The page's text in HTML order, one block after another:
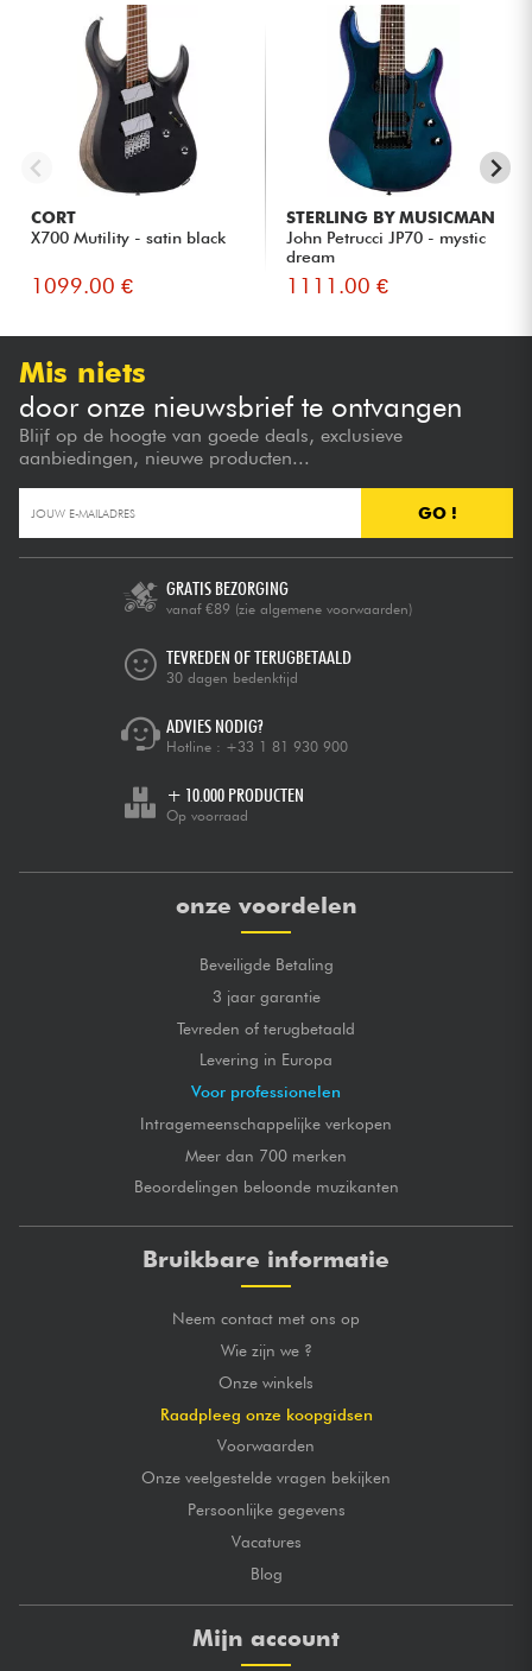
CORT
X700 Mutility - satin black
1099.00 €
STERLING BY MUSICMAN
John Petrucci JP70 - mystic
dream
1111.00 €
Mis niets
door onze nieuwsbrief te ontvangen
Blijf op de hoogte van goede deals, exclusieve
aanbiedingen, nieuwe producten...
GO !
GRATIS BEZORGING
vanaf €89 (zie algemene voorwaarden)
TEVREDEN OF TERUGBETAALD
30 dagen bedenktijd
ADVIES NODIG?
Hotline : +33 1 81 930 900
+ 10.000 PRODUCTEN
Op voorraad
onze voordelen
Beveiligde Betaling
3 jaar garantie
Tevreden of terugbetaald
Levering in Europa
Voor professionelen
Intragemeenschappelijke verkopen
Meer dan 700 merken
Beoordelingen beloonde muzikanten
Bruikbare informatie
Neem contact met ons op
Wie zijn we ?
Onze winkels
Raadpleeg onze koopgidsen
Voorwaarden
Onze veelgestelde vragen bekijken
Persoonlijke gegevens
Vacatures
Blog
Mijn account